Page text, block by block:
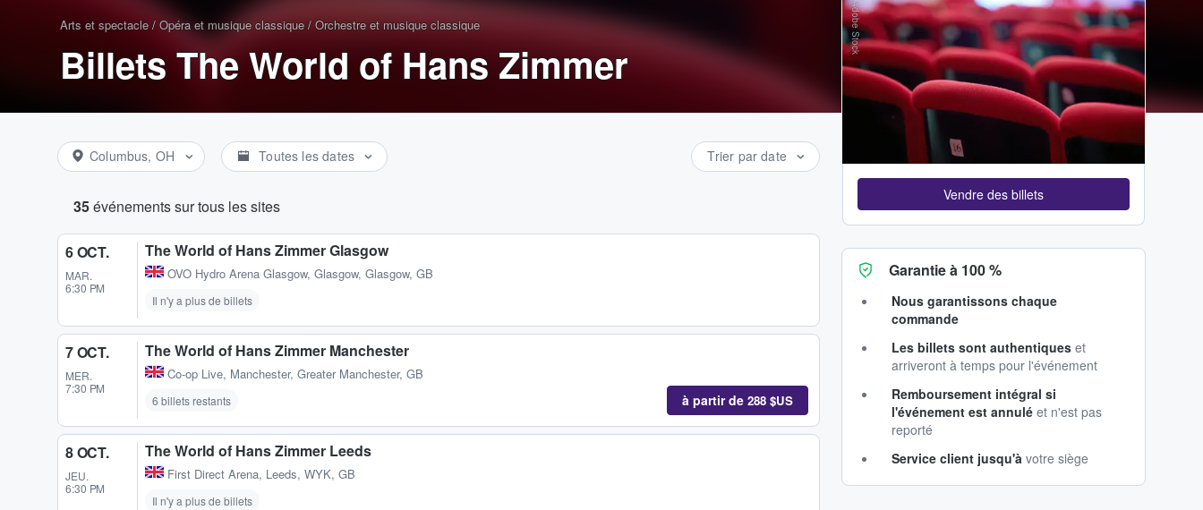
Arts et spectacle / Opéra et musique classique / Orchestre et musique classique
Billets The World of Hans Zimmer
Columbus, OH Toutes les dates Trier par date
35événements sur tous les sites
6 OCT.
MAR.
6:30 PM
The World of Hans Zimmer Glasgow
OVO Hydro Arena Glasgow, Glasgow, Glasgow, GB
Il n'y a plus de billets
7 OCT.
MER.
7:30 PM
The World of Hans Zimmer Manchester
Co-op Live, Manchester, Greater Manchester, GB
6 billets restants à partir de 288 $US
8 OCT.
JEU.
6:30 PM
The World of Hans Zimmer Leeds
First Direct Arena, Leeds, WYK, GB
Il n'y a plus de billets
Adobe Stock
Vendre des billets
Garantie à 100 %
Nous garantissons chaque
commande
Les billets sont authentiques et
arriveront à temps pour l'événement
Remboursement intégral si
l'événement est annulé et n'est pas
reporté
Service client jusqu'à votre siège